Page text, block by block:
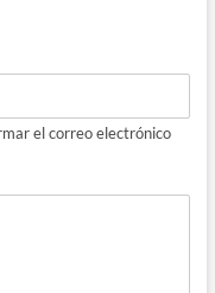
el correo electrónico